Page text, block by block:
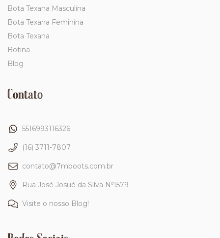
Bota Texana Masculina
Bota Texana Feminina
Bota Texana
Botina
Blog
Contato
5516993116326
(16) 3711-7807
contato@7mboots.com.br
Rua José Josué da Silva Nº1579
Visite o nosso Blog!